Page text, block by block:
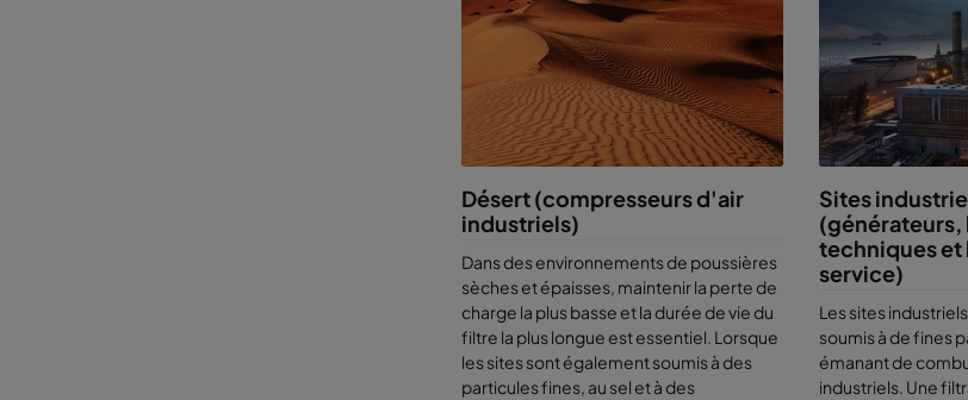
toute mauvaise surprise. Nous vous
aidons à garder le contrôle.
Si vous concevez un nouveau système ou cherchez
performances actuelles, renseignez-vous s
ur notre logiciel
(LCC), nos solutions d'échantillonnage de l'air ou sur un test
Désert (compresseurs d'air
industriels)
Dans des environnements de poussières
sèches et épaisses, maintenir la perte de
charge la plus basse et la durée de vie du
filtre la plus longue est essentiel. Lorsque
les sites sont également soumis à des
particules fines, au sel et à des
Sites
(générateurs,
techniques
service)
Les sites
soumis à de fines
émanant de
industriels. Une